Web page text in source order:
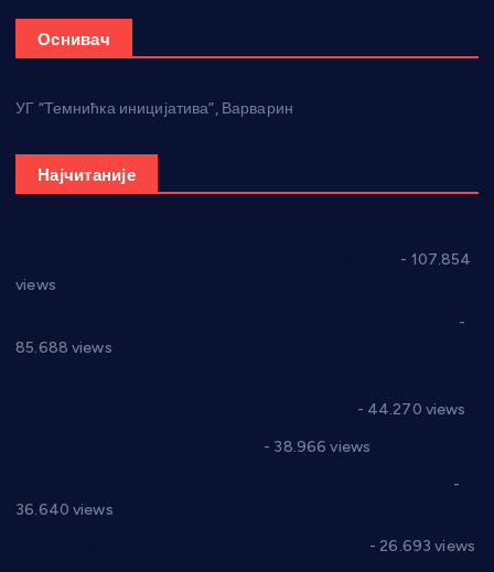
Оснивач
УГ “Темнићка иницијатива”, Варварин
Најчитаније
- 107.854
views
-
85.688 views
- 44.270 views
- 38.966 views
-
36.640 views
- 26.693 views